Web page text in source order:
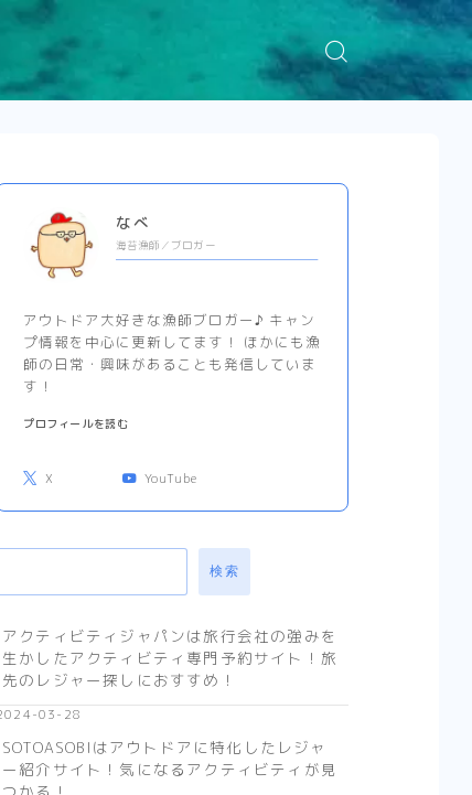
なべ
海苔漁師／ブロガー
アウトドア大好きな漁師ブロガー♪ キャン
プ情報を中心に更新してます！ ほかにも漁
師の日常・興味があることも発信していま
す！
プロフィールを読む
X YouTube
検索
アクティビティジャパンは旅行会社の強みを
生かしたアクティビティ専門予約サイト！旅
先のレジャー探しにおすすめ！
03-28
SOTOASOBIはアウトドアに特化したレジャ
ー紹介サイト！気になるアクティビティが見